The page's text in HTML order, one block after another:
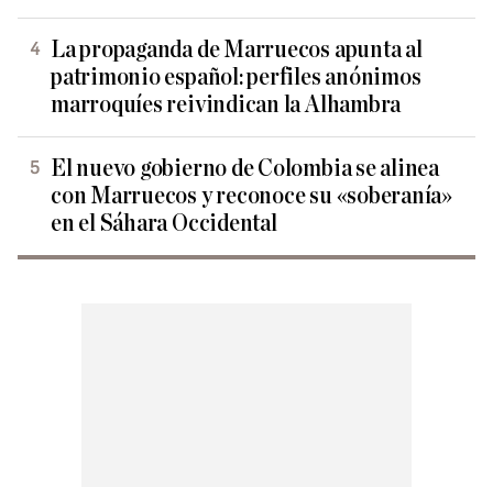
La propaganda de Marruecos apunta al
patrimonio español: perfiles anónimos
marroquíes reivindican la Alhambra
El nuevo gobierno de Colombia se alinea
con Marruecos y reconoce su «soberanía»
en el Sáhara Occidental